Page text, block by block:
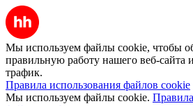
Мы используем файлы cookie, чтобы
правильную работу нашего веб-сайта
трафик.
Правила использования файлов cookie
Мы используем файлы cookie.